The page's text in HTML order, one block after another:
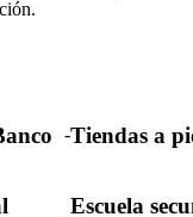
-Tiendas a
Escuela